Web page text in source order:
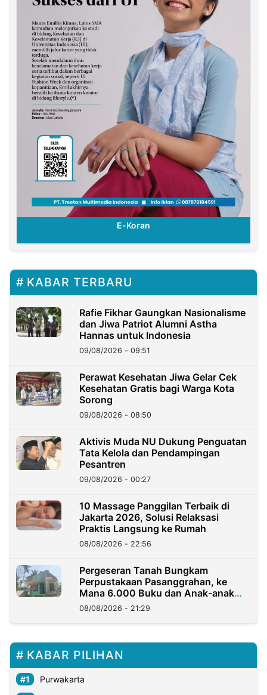
E-Koran
KABAR TERBARU
Rafie Fikhar Gaungkan Nasionalisme
dan Jiwa Patriot Alumni Astha
Hannas untuk Indonesia
09/08/2026 - 09:51
Perawat Kesehatan Jiwa Gelar Cek
Kesehatan Gratis bagi Warga Kota
Sorong
09/08/2026 - 08:50
Aktivis Muda NU Dukung Penguatan
Tata Kelola dan Pendampingan
Pesantren
09/08/2026 - 00:27
10 Massage Panggilan Terbaik di
Jakarta 2026, Solusi Relaksasi
Praktis Langsung ke Rumah
08/08/2026 - 22:56
Pergeseran Tanah Bungkam
Perpustakaan Pasanggrahan, ke
Mana 6.000 Buku dan Anak-anak
Kini?
08/08/2026 - 21:29
KABAR PILIHAN
Purwakarta